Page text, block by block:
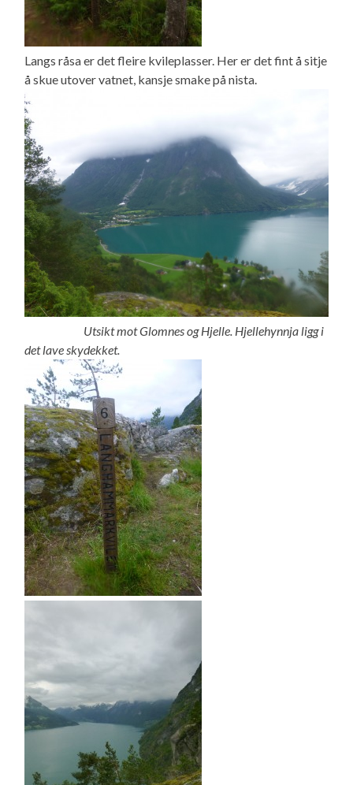
Langs råsa er det fleire kvileplasser. Her er det fint å sitje
å skue utover vatnet, kansje smake på nista.
Utsikt mot Glomnes og Hjelle. Hjellehynnja ligg i
det lave skydekket.